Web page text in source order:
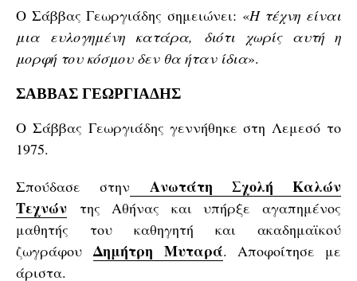
Ο Σάββας Γεωργιάδης σημειώνει: «Η τέχνη είναι
μια ευλογημένη κατάρα, διότι χωρίς αυτή η
μορφή του κόσμου δεν θα ήταν ίδια».
ΣΑΒΒΑΣ ΓΕΩΡΓΙΑΔΗΣ
Ο Σάββας Γεωργιάδης γεννήθηκε στη Λεμεσό το
1975.
Σπούδασε στην
Ανωτάτη Σχολή Καλών
Τεχνών της Αθήνας και υπήρξε αγαπημένος
μαθητής του καθηγητή και ακαδημαϊκού
ζωγράφουΔημήτρη Μυταρά. Αποφοίτησε με
άριστα.